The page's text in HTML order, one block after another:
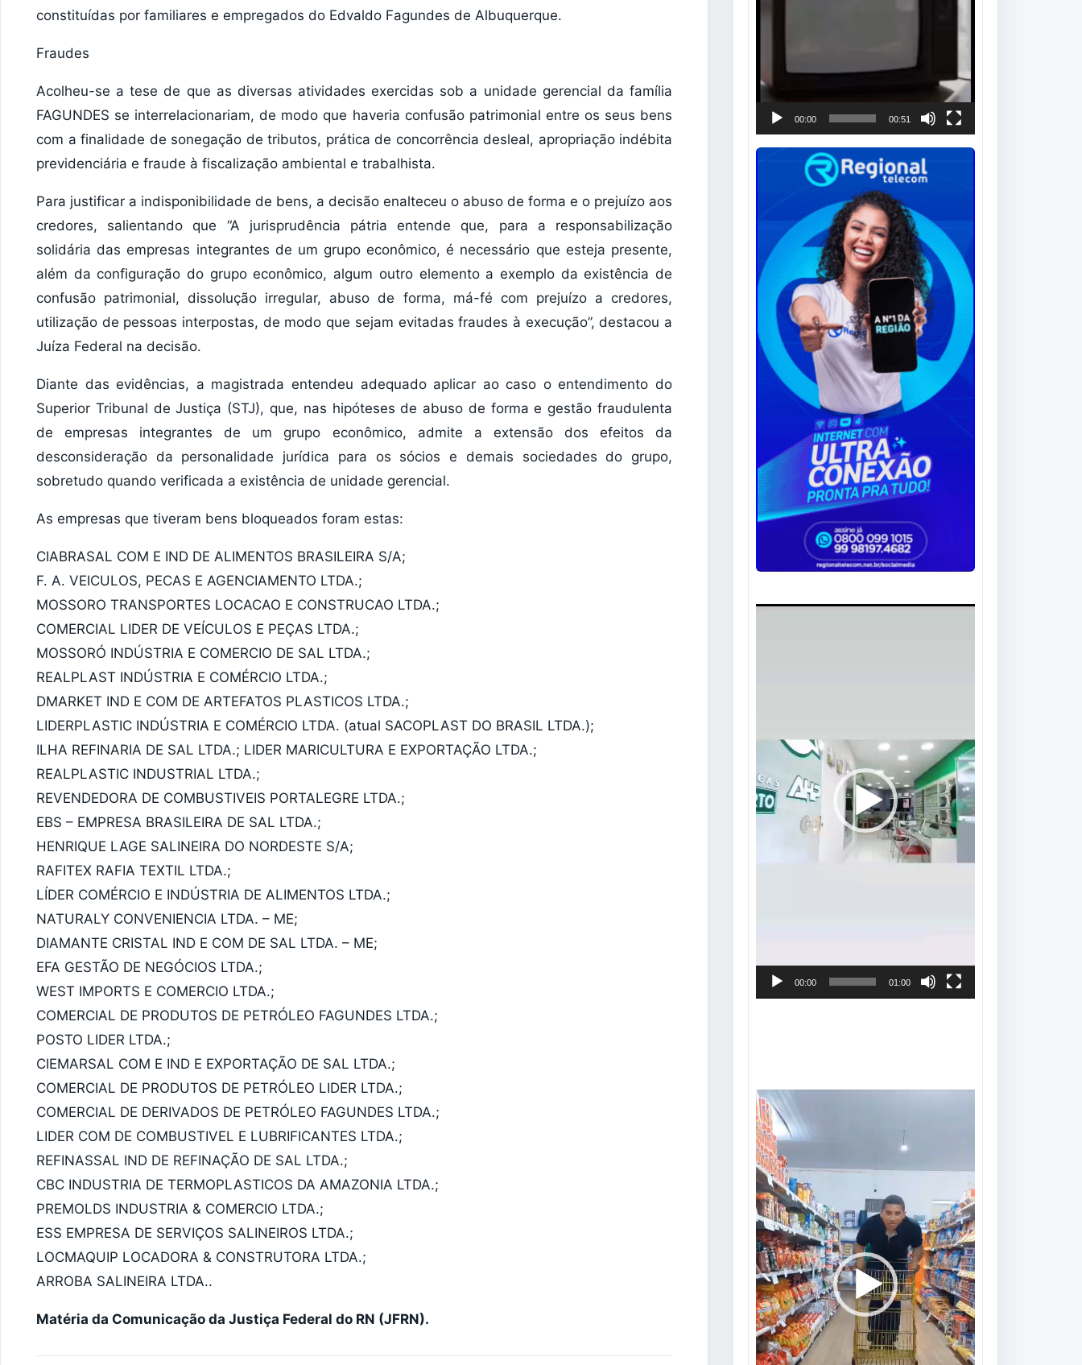
constituídas por familiares e empregados do Edvaldo Fagundes de Albuquerque.
Fraudes
Acolheu-se a tese de que as diversas atividades exercidas sob a unidade gerencial da família
FAGUNDES se interrelacionariam, de modo que haveria confusão patrimonial entre os seus bens
com a finalidade de sonegação de tributos, prática de concorrência desleal, apropriação indébita
previdenciária e fraude à fiscalização ambiental e trabalhista.
Para justificar a indisponibilidade de bens, a decisão enalteceu o abuso de forma e o prejuízo aos
credores, salientando que “A jurisprudência pátria entende que, para a responsabilização
solidária das empresas integrantes de um grupo econômico, é necessário que esteja presente,
além da configuração do grupo econômico, algum outro elemento a exemplo da existência de
confusão patrimonial, dissolução irregular, abuso de forma, má-fé com prejuízo a credores,
utilização de pessoas interpostas, de modo que sejam evitadas fraudes à execução”, destacou a
Juíza Federal na decisão.
Diante das evidências, a magistrada entendeu adequado aplicar ao caso o entendimento do
Superior Tribunal de Justiça (STJ), que, nas hipóteses de abuso de forma e gestão fraudulenta
de empresas integrantes de um grupo econômico, admite a extensão dos efeitos da
desconsideração da personalidade jurídica para os sócios e demais sociedades do grupo,
sobretudo quando verificada a existência de unidade gerencial.
As empresas que tiveram bens bloqueados foram estas:
CIABRASAL COM E IND DE ALIMENTOS BRASILEIRA S/A;
F. A. VEICULOS, PECAS E AGENCIAMENTO LTDA.;
MOSSORO TRANSPORTES LOCACAO E CONSTRUCAO LTDA.;
COMERCIAL LIDER DE VEÍCULOS E PEÇAS LTDA.;
MOSSORÓ INDÚSTRIA E COMERCIO DE SAL LTDA.;
REALPLAST INDÚSTRIA E COMÉRCIO LTDA.;
DMARKET IND E COM DE ARTEFATOS PLASTICOS LTDA.;
LIDERPLASTIC INDÚSTRIA E COMÉRCIO LTDA. (atual SACOPLAST DO BRASIL LTDA.);
ILHA REFINARIA DE SAL LTDA.; LIDER MARICULTURA E EXPORTAÇÃO LTDA.;
REALPLASTIC INDUSTRIAL LTDA.;
REVENDEDORA DE COMBUSTIVEIS PORTALEGRE LTDA.;
EBS – EMPRESA BRASILEIRA DE SAL LTDA.;
HENRIQUE LAGE SALINEIRA DO NORDESTE S/A;
RAFITEX RAFIA TEXTIL LTDA.;
LÍDER COMÉRCIO E INDÚSTRIA DE ALIMENTOS LTDA.;
NATURALY CONVENIENCIA LTDA. – ME;
DIAMANTE CRISTAL IND E COM DE SAL LTDA. – ME;
EFA GESTÃO DE NEGÓCIOS LTDA.;
WEST IMPORTS E COMERCIO LTDA.;
COMERCIAL DE PRODUTOS DE PETRÓLEO FAGUNDES LTDA.;
POSTO LIDER LTDA.;
CIEMARSAL COM E IND E EXPORTAÇÃO DE SAL LTDA.;
COMERCIAL DE PRODUTOS DE PETRÓLEO LIDER LTDA.;
COMERCIAL DE DERIVADOS DE PETRÓLEO FAGUNDES LTDA.;
LIDER COM DE COMBUSTIVEL E LUBRIFICANTES LTDA.;
REFINASSAL IND DE REFINAÇÃO DE SAL LTDA.;
CBC INDUSTRIA DE TERMOPLASTICOS DA AMAZONIA LTDA.;
PREMOLDS INDUSTRIA & COMERCIO LTDA.;
ESS EMPRESA DE SERVIÇOS SALINEIROS LTDA.;
LOCMAQUIP LOCADORA & CONSTRUTORA LTDA.;
ARROBA SALINEIRA LTDA..
Matéria da Comunicação da Justiça Federal do RN (JFRN).
00:00 00:51
00:00 01:00
Tocador
de
vídeo